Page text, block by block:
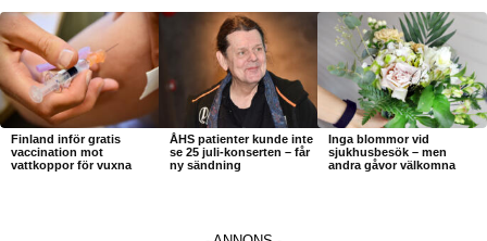
Finland inför gratis
vaccination mot
vattkoppor för vuxna
ÅHS patienter kunde inte
se 25 juli-konserten – får
ny sändning
Inga blommor vid
sjukhusbesök – men
andra gåvor välkomna